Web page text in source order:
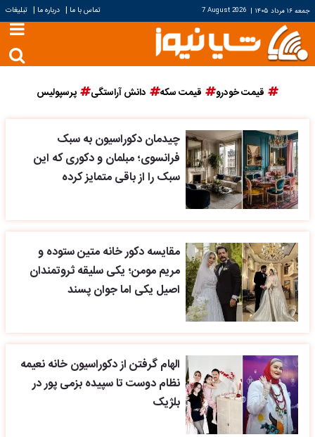
جمعه ۱۶ مرداد ۱۴۰۵ |
7 August 2026 تماس با ما | درباره ما | تبلیغات
قیمت خودرو قیمت سکه دانش آراستگی پرسپولیس
چیدمان دکوراسیون به سبک
فرانسوی؛ مبلمان و دکوری که این
سبک را از باقی متمایز کرده
مقایسه دکور خانه متین ستوده و
مریم مومن؛ یکی سلیقه ثروتمندان
اصیل یکی اما جوان پسند
الهام گرفتن از دکوراسیون خانه نعیمه
نظام دوست تا سپیده بزمی پور در
بلژیک